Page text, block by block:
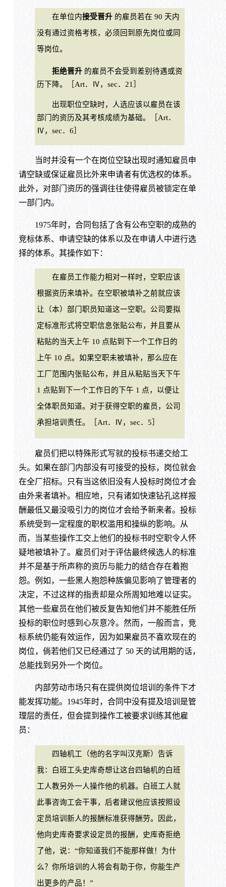
在单位内接受晋升的雇员若在 90 天内
没有通过资格考核，必须回到原先岗位或同
等岗位。
拒绝晋升的雇员不会受到差别待遇或资
历下降。［Art．Ⅳ，sec．21］
出现职位空缺时，人选应该以雇员在该
部门的资历及其考核成绩为基础。［Art．
Ⅳ，sec．6］
当时并没有一个在岗位空缺出现时通知雇员申
请空缺或保证雇员比外来申请者有优选权的体系。
此外，对部门资历的强调往往使得雇员被锁定在单
一部门内。
1975年时，合同包括了含有公布空职的成熟的
竞标体系、申请空缺的体系以及在申请人中进行选
择的体系。其操作如下：
在雇员工作能力相对一样时，空职应该
根据资历来填补。在空职被填补之前就应该
让（本）部门职员知道这一空职。公司要拟
定标准形式将空职信息张贴公布，并且要从
粘贴的当天上午 10 点贴到下一个工作日的
上午 10 点。如果空职未被填补，那么应在
工厂范围内张贴公布，并且从粘贴当天下午
1 点贴到下一个工作日的下午 1 点，以便让
全体职员知道。对于获得空职的雇员，公司
承担培训责任。［Art．Ⅳ，sec．5］
雇员们把以特殊形式写就的投标书递交给工
头。如果在部门内部没有可接受的投标，岗位就会
在全厂招标。只有当这依旧没有人投标时岗位才会
由外来者填补。相应地，只有诸如快速钻孔这样报
酬最低又最没吸引力的岗位才会给予新来者。投标
系统受到一定程度的职权滥用和操纵的影响。从
而，当某些操作工交上他们的投标书时空职令人怀
疑地被填补了。雇员们对于评估最终候选人的标准
并不是基于所声称的资历与能力的结合存在着抱
怨。例如，一些黑人抱怨种族偏见影响了管理者的
决定，不过这样的指责却是众所周知地难以证实。
其他一些雇员在他们被反复告知他们并不能胜任所
投标的职位时感到心灰意冷。然而，一般而言，竞
标系统仍能有效运作，因为如果雇员不喜欢现在的
岗位，倘若他们又已经通过了 50 天的试用期的话，
总能找到另外一个岗位。
内部劳动市场只有在提供岗位培训的条件下才
能发挥功能。1945年时，合同中没有提及培训是管
理层的责任，但会提到操作工被要求训练其他雇
员：
四轴机工（他的名字叫汉克斯）告诉
我：白班工头史库奇想让这台四轴机的白班
工人教另外一人操作他的机器。白班工人就
此事咨询工会干事，后者建议他应该按照设
定员培训新人的报酬标准获得酬劳。因此，
他向史库奇要求设定员的报酬，史库奇拒绝
了他，说：“你知道我们不能那样做！为什
么？你所培训的人将会有助于你，你能生产
出更多的产品！”